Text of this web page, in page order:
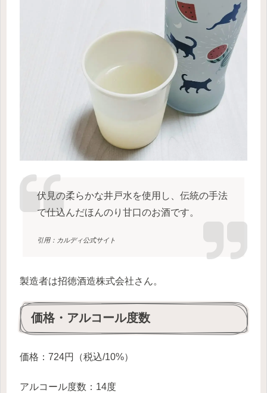
伏見の柔らかな井戸水を使用し、伝統の手法
で仕込んだほんのり甘口のお酒です。
引用：カルディ公式サイト
製造者は招徳酒造株式会社さん。
価格・アルコール度数
価格：724円（税込/10%）
アルコール度数：14度